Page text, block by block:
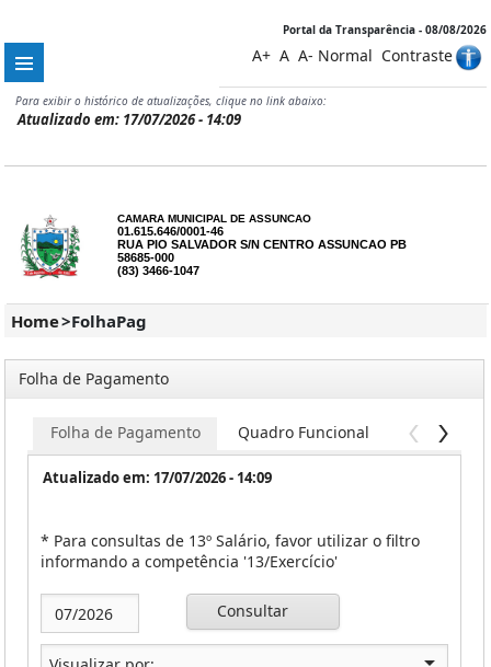
Portal da Transparência - 08/08/2026
A+ A A- Normal Contraste
Para exibir o histórico de atualizações, clique no link abaixo:
Atualizado em: 17/07/2026 - 14:09
CAMARA MUNICIPAL DE ASSUNCAO
01.615.646/0001-46
RUA PIO SALVADOR S/N CENTRO ASSUNCAO PB
58685-000
(83) 3466-1047
Home>FolhaPag
Folha de Pagamento
Folha de Pagamento Quadro Funcional
Atualizado em: 17/07/2026 - 14:09
* Para consultas de 13º Salário, favor utilizar o filtro
informando a competência '13/Exercício'
Consultar